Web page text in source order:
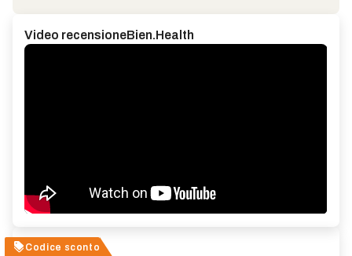
Video recensioneBien.Health
Codice sconto